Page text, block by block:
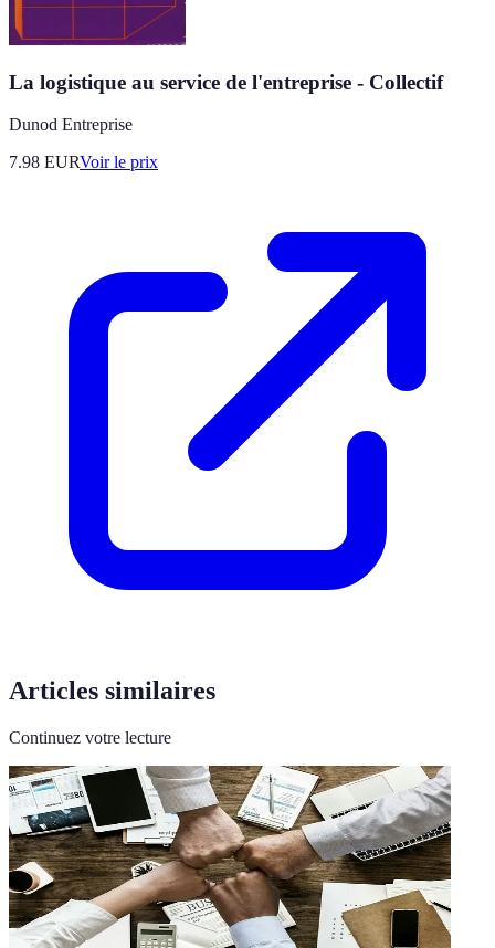
La logistique au service de l'entreprise - Collectif
Dunod Entreprise
7.98 EURVoir le prix
Articles similaires
Continuez votre lecture